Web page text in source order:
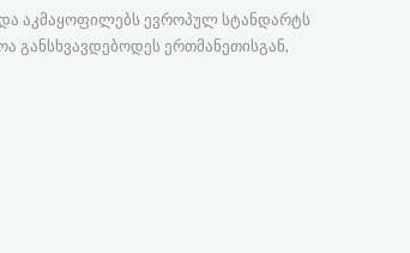
და აკმაყოფილებს ევროპულ სტანდარტს
განსხვავდებოდეს ერთმანეთისგან,